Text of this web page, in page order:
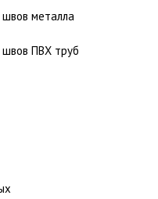
металла
ПВХ труб